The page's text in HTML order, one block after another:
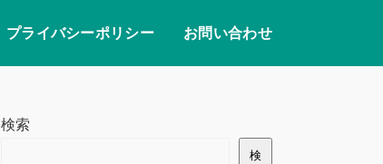
プライバシーポリシー お問い合わせ
検索
検